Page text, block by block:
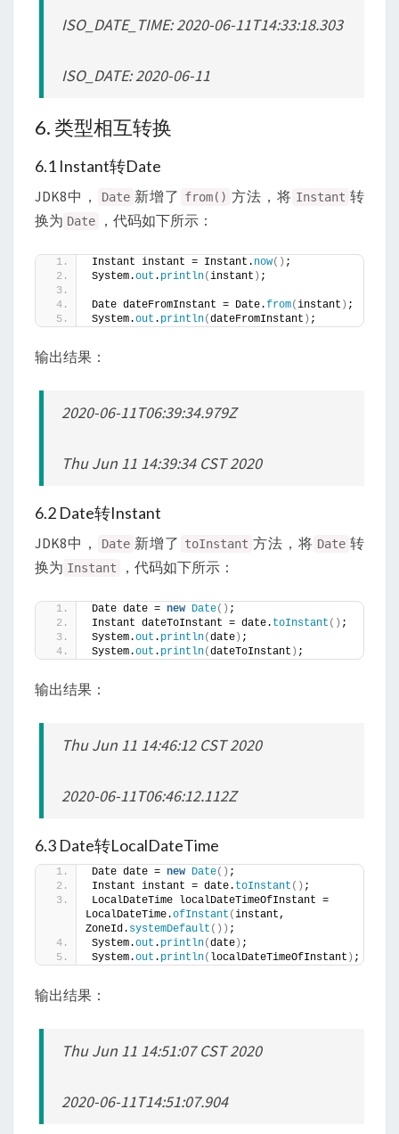
ISO_DATE_TIME: 2020-06-11T14:33:18.303
ISO_DATE: 2020-06-11
6. 类型相互转换
6.1 Instant转Date
JDK8中， Date 新增了 from() 方法，将 Instant 转
换为 Date ，代码如下所示：
Instant instant = Instant. now() ;
System.out . println(instant ) ;
Date dateFromInstant = Date.from(instant ) ;
System.out . println(dateFromInstant ) ;
输出结果：
2020-06-11T06:39:34.979Z
Thu Jun 11 14:39:34 CST 2020
6.2 Date转Instant
JDK8中， Date 新增了 toInstant 方法，将 Date 转
换为 Instant ，代码如下所示：
Date date = new Date() ;
Instant dateToInstant = date. toInstant () ;
System.out . println(date ) ;
System.out . println(dateToInstant ) ;
输出结果：
Thu Jun 11 14:46:12 CST 2020
2020-06-11T06:46:12.112Z
6.3 Date转LocalDateTime
Date date = new Date() ;
Instant instant = date. toInstant () ;
LocalDateTime localDateTimeOfInstant =
LocalDateTime.ofInstant (instant,
ZoneId. systemDefault ()) ;
System.out . println(date ) ;
System.out . println( localDateTimeOfInstant ) ;
输出结果：
Thu Jun 11 14:51:07 CST 2020
2020-06-11T14:51:07.904